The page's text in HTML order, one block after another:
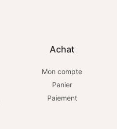
Achat
Mon compte
Panier
Paiement